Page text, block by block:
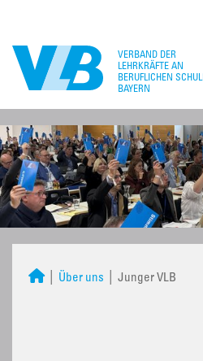
Über uns Junger VLB